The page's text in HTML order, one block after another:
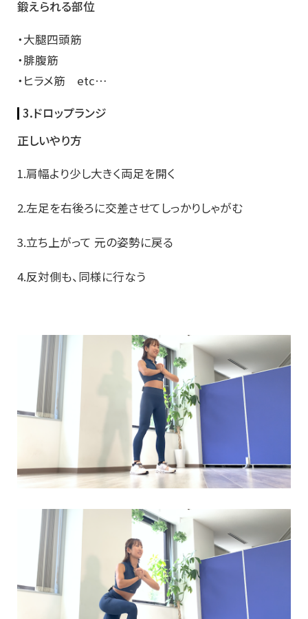
鍛えられる部位
・大腿四頭筋
・腓腹筋
・ヒラメ筋 etc…
3.ドロップランジ
正しいやり方
1.肩幅より少し大きく両足を開く
2.左足を右後ろに交差させてしっかりしゃがむ
3.立ち上がって 元の姿勢に戻る
4.反対側も、同様に行なう